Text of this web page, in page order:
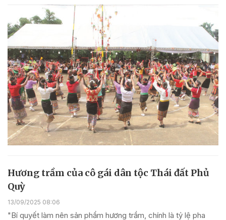
Hương trầm của cô gái dân tộc Thái đất Phủ
Quỳ
13/09/2025 08:06
"Bí quyết làm nên sản phẩm hương trầm, chính là tỷ lệ pha